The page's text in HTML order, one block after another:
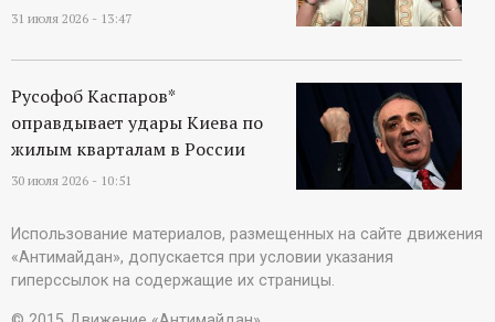
31 июля 2026 - 13:47
Русофоб Каспаров*
оправдывает удары Киева по
жилым кварталам в России
30 июля 2026 - 10:51
Использование материалов, размещенных на сайте движения
«Антимайдан», допускается при условии указания
гиперссылок на содержащие их страницы.